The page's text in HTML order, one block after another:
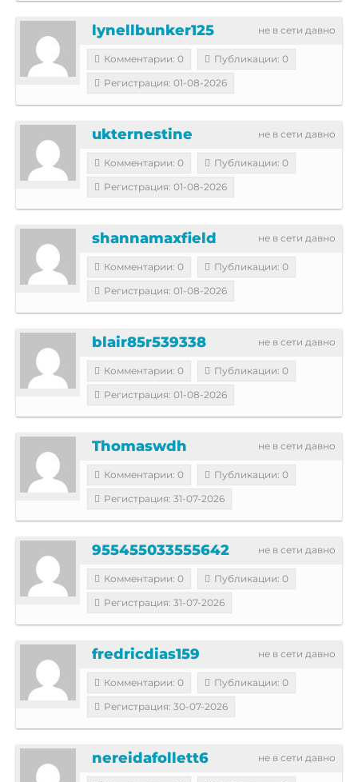
не в сети давно
lynellbunker125
Комментарии: 0
Публикации: 0
Регистрация: 01-08-2026
не в сети давно
ukternestine
Комментарии: 0
Публикации: 0
Регистрация: 01-08-2026
не в сети давно
shannamaxfield
Комментарии: 0
Публикации: 0
Регистрация: 01-08-2026
не в сети давно
blair85r539338
Комментарии: 0
Публикации: 0
Регистрация: 01-08-2026
не в сети давно
Thomaswdh
Комментарии: 0
Публикации: 0
Регистрация: 31-07-2026
не в сети давно
955455033555642
Комментарии: 0
Публикации: 0
Регистрация: 31-07-2026
не в сети давно
fredricdias159
Комментарии: 0
Публикации: 0
Регистрация: 30-07-2026
не в сети давно
nereidafollett6